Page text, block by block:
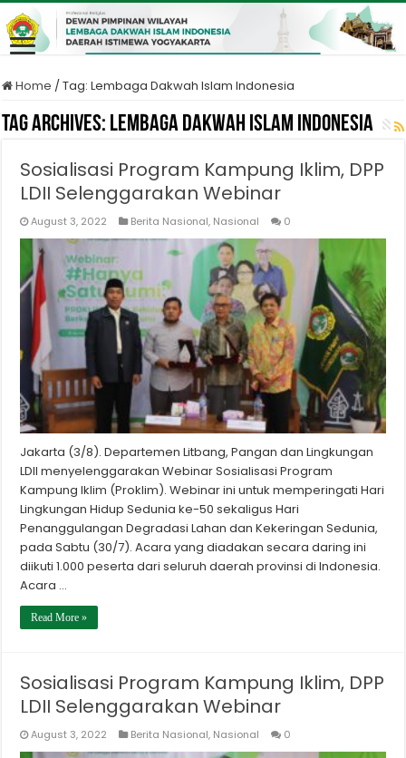
Home /Tag:Lembaga Dakwah Islam Indonesia
Tag Archives: Lembaga Dakwah Islam Indonesia
Sosialisasi Program Kampung Iklim, DPP
LDII Selenggarakan Webinar
August 3, 2022 Berita Nasional, Nasional 0
Jakarta (3/8). Departemen Litbang, Pangan dan Lingkungan
LDII menyelenggarakan Webinar Sosialisasi Program
Kampung Iklim (Proklim). Webinar ini untuk memperingati Hari
Lingkungan Hidup Sedunia ke-50 sekaligus Hari
Penanggulangan Degradasi Lahan dan Kekeringan Sedunia,
pada Sabtu (30/7). Acara yang diadakan secara daring ini
diikuti 1.000 peserta dari seluruh daerah provinsi di Indonesia.
Acara …
Read More »
Sosialisasi Program Kampung Iklim, DPP
LDII Selenggarakan Webinar
August 3, 2022 Berita Nasional, Nasional 0